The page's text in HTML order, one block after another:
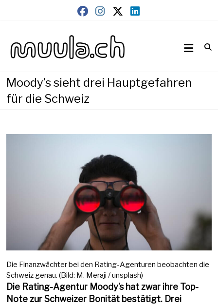
muula.ch
Moody’s sieht drei Hauptgefahren
für die Schweiz
Die Finanzwächter bei den Rating-Agenturen beobachten die
Schweiz genau. (Bild: M. Meraji / unsplash)
Die Rating-Agentur Moody’s hat zwar ihre Top-
Note zur Schweizer Bonität bestätigt. Drei